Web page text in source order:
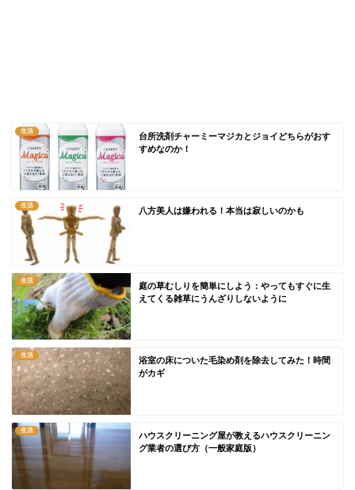
生活
台所洗剤チャーミーマジカとジョイどちらがおす
すめなのか！
生活
八方美人は嫌われる！本当は寂しいのかも
生活
庭の草むしりを簡単にしよう：やってもすぐに生
えてくる雑草にうんざりしないように
生活
浴室の床についた毛染め剤を除去してみた！時間
がカギ
生活
ハウスクリーニング屋が教えるハウスクリーニン
グ業者の選び方（一般家庭版）